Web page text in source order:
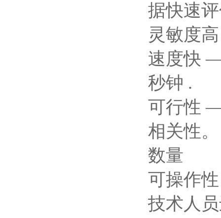
据快速
灵敏度
速度快
秒钟 .
可行性
相关性
数量
可操作
技术人